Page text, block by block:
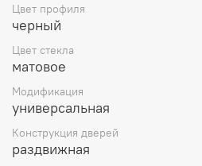
Цвет профиля
черный
Цвет стекла
матовое
Модификация
универсальная
Конструкция дверей
раздвижная